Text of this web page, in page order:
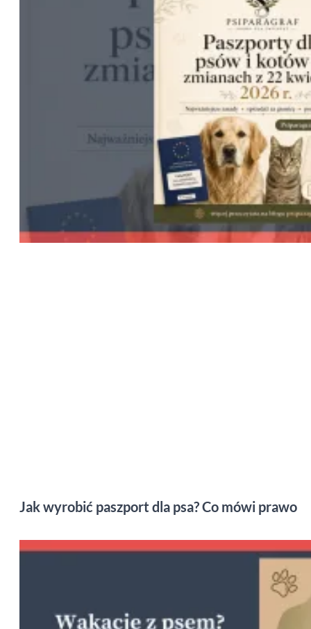
Jak wyrobić paszport dla psa? Co mówi prawo